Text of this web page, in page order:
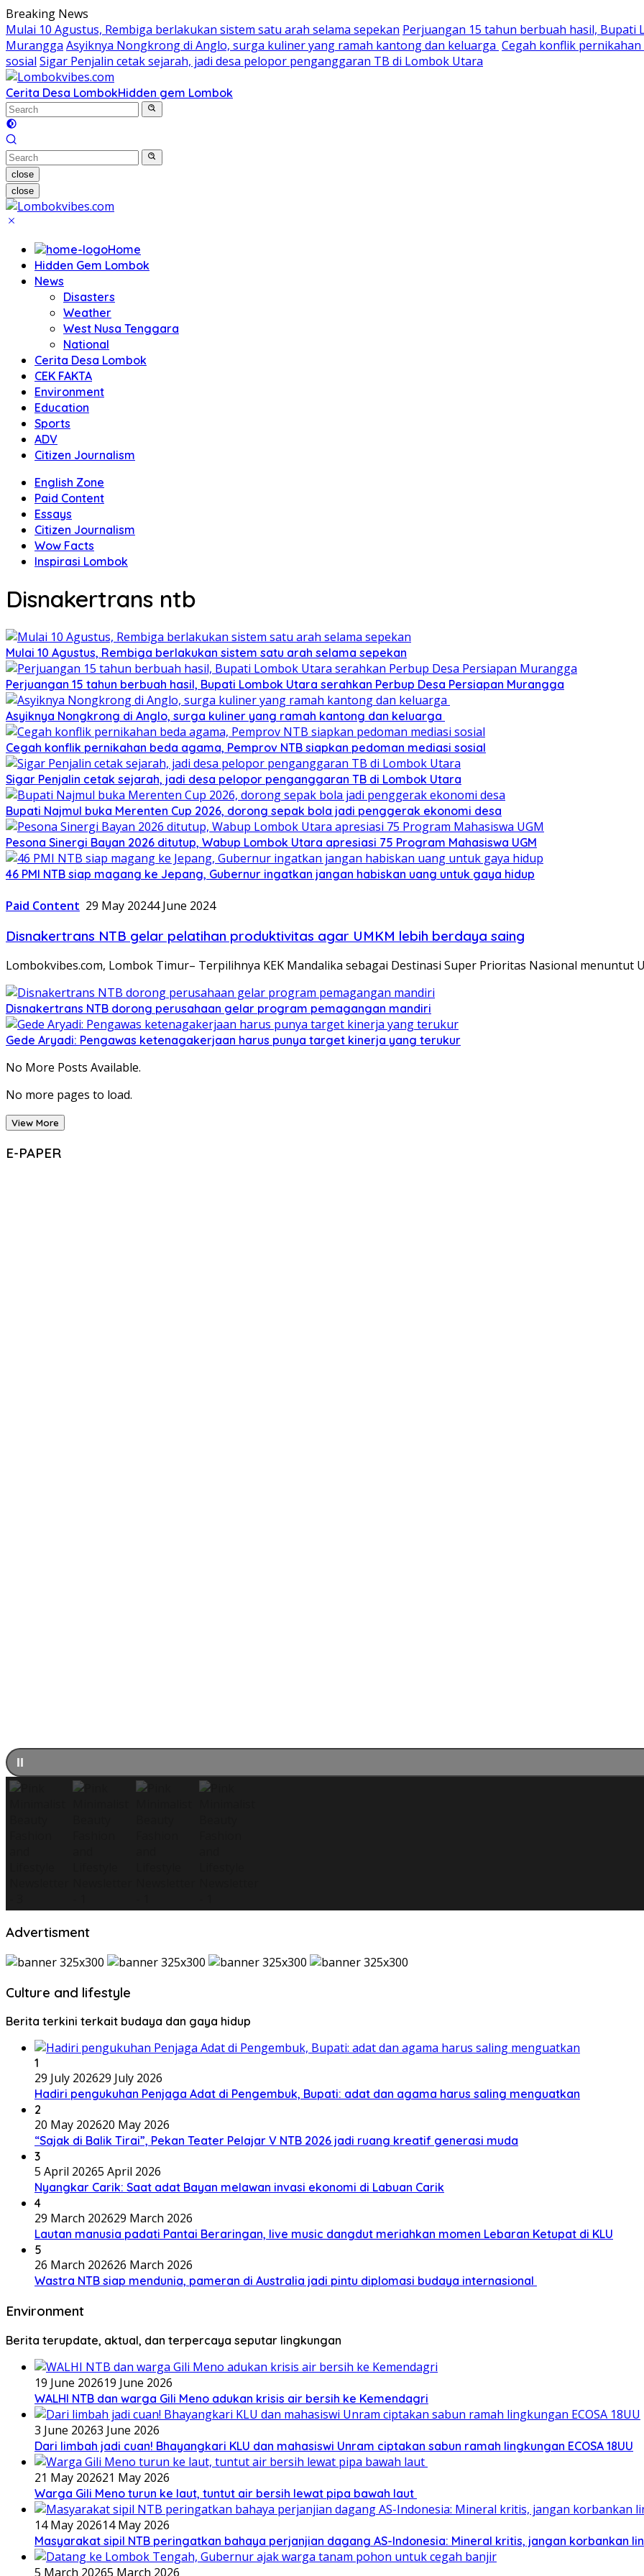
Skip
to
content
Breaking News
Mulai 10 Agustus, Rembiga berlakukan sistem satu arah selama sepekan Perjuangan 15 tahun berbuah hasil, Bupati
Murangga Asyiknya Nongkrong di Anglo, surga kuliner yang ramah kantong dan keluarga Cegah konflik
sosial Sigar Penjalin cetak sejarah, jadi desa pelopor penganggaran TB di Lombok Utara
Cerita Desa LombokHidden gem Lombok
close
close
Home
Hidden Gem Lombok
News
Disasters
Weather
West Nusa Tenggara
National
Cerita Desa Lombok
CEK FAKTA
Environment
Education
Sports
ADV
Citizen Journalism
English Zone
Paid Content
Essays
Citizen Journalism
Wow Facts
Inspirasi Lombok
Disnakertrans ntb
Mulai 10 Agustus, Rembiga berlakukan sistem satu arah selama sepekan
Perjuangan 15 tahun berbuah hasil, Bupati Lombok Utara serahkan Perbup Desa Persiapan Murangga
Asyiknya Nongkrong di Anglo, surga kuliner yang ramah kantong dan keluarga
Cegah konflik pernikahan beda agama, Pemprov NTB siapkan pedoman mediasi sosial
Sigar Penjalin cetak sejarah, jadi desa pelopor penganggaran TB di Lombok Utara
Bupati Najmul buka Merenten Cup 2026, dorong sepak bola jadi penggerak ekonomi desa
Pesona Sinergi Bayan 2026 ditutup, Wabup Lombok Utara apresiasi 75 Program Mahasiswa UGM
46 PMI NTB siap magang ke Jepang, Gubernur ingatkan jangan habiskan uang untuk gaya hidup
Paid Content 29 May 20244 June 2024
Disnakertrans NTB gelar pelatihan produktivitas agar UMKM lebih berdaya saing
Lombokvibes.com, Lombok Timur– Terpilihnya KEK Mandalika sebagai Destinasi Super Prioritas Nasional menuntut
Disnakertrans NTB dorong perusahaan gelar program pemagangan mandiri
Gede Aryadi: Pengawas ketenagakerjaan harus punya target kinerja yang terukur
No More Posts Available.
No more pages to load.
View More
E-PAPER
Advertisment
Culture and lifestyle
Berita terkini terkait budaya dan gaya hidup
1
29 July 202629 July 2026
Hadiri pengukuhan Penjaga Adat di Pengembuk, Bupati: adat dan agama harus saling menguatkan
2
20 May 202620 May 2026
“Sajak di Balik Tirai”, Pekan Teater Pelajar V NTB 2026 jadi ruang kreatif generasi muda
3
5 April 20265 April 2026
Nyangkar Carik: Saat adat Bayan melawan invasi ekonomi di Labuan Carik
4
29 March 202629 March 2026
Lautan manusia padati Pantai Beraringan, live music dangdut meriahkan momen Lebaran Ketupat di KLU
5
26 March 202626 March 2026
Wastra NTB siap mendunia, pameran di Australia jadi pintu diplomasi budaya internasional
Environment
Berita terupdate, aktual, dan terpercaya seputar lingkungan
19 June 202619 June 2026
WALHI NTB dan warga Gili Meno adukan krisis air bersih ke Kemendagri
3 June 20263 June 2026
Dari limbah jadi cuan! Bhayangkari KLU dan mahasiswi Unram ciptakan sabun ramah lingkungan ECOSA 18UU
21 May 202621 May 2026
Warga Gili Meno turun ke laut, tuntut air bersih lewat pipa bawah laut
14 May 202614 May 2026
Masyarakat sipil NTB peringatkan bahaya perjanjian dagang AS-Indonesia: Mineral kritis, jangan korbankan
5 March 20265 March 2026